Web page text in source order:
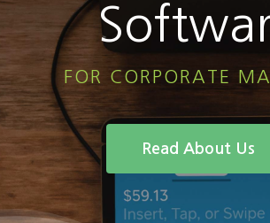
FOR CORPORATE
Read About Us